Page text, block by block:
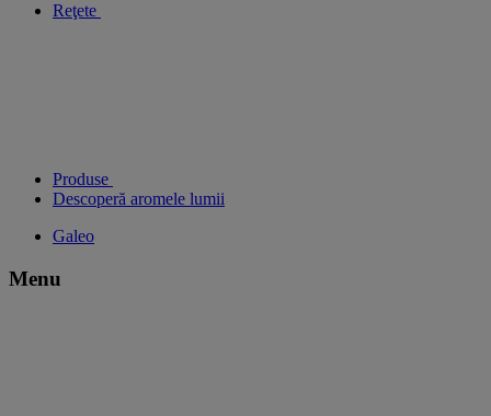
Reţete
Produse
Descoperă aromele lumii
Galeo
Menu